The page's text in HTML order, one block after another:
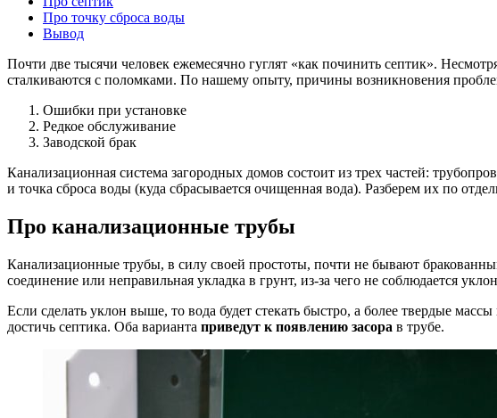
Про точку сброса воды
Вывод
Почти две тысячи человек ежемесячно гуглят «как починить септик».
сталкиваются с поломками. По нашему опыту, причины возникновения
Ошибки при установке
Редкое обслуживание
Заводской брак
Канализационная система загородных домов состоит из трех частей:
и точка сброса воды (куда сбрасывается очищенная вода). Разберем их по
Про канализационные трубы
Канализационные трубы, в силу своей простоты, почти не бывают
соединение или неправильная укладка в грунт, из-за чего не соблюдается
Если сделать уклон выше, то вода будет стекать быстро, а более твердые
достичь септика. Оба варианта приведут к появлению засора в трубе.